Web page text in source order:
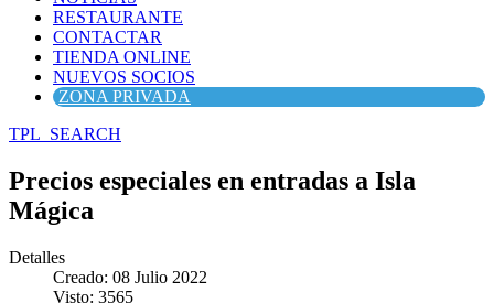
RESTAURANTE
CONTACTAR
TIENDA ONLINE
NUEVOS SOCIOS
ZONA PRIVADA
TPL_SEARCH
Precios especiales en entradas a Isla
Mágica
Detalles
Creado: 08 Julio 2022
Visto: 3565